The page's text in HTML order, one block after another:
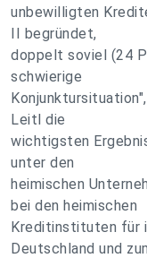
unbewilligten
II begründet,
doppelt soviel (24
schwierige
Leitl die
wichtigsten
unter den
heimischen
bei den heimischen
Kreditinstituten für
Deutschland und